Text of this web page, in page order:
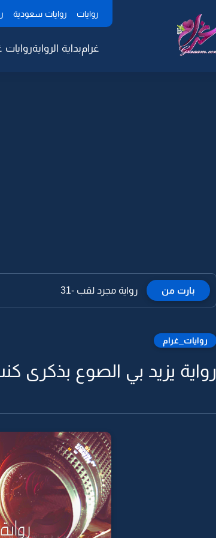
روايات روايات سعودية
غرامبداية الروايةروايات
بارت من رواية مجرد لقب -31
روايات_غرام
رواية يزيد بي الصوع بذكرى